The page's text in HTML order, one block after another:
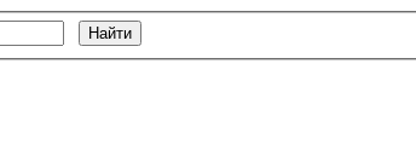
Найти